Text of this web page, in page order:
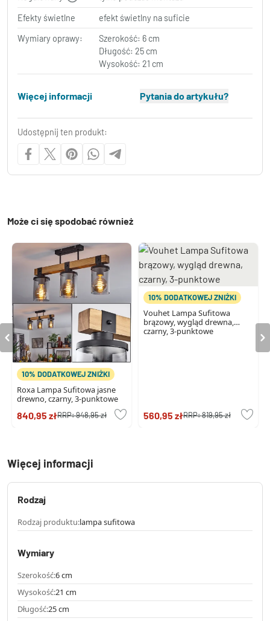
Efekty świetlne
efekt świetlny na suficie
Wymiary oprawy:
Szerokość: 6 cm
Długość: 25 cm
Wysokość: 21 cm
Więcej informacji Pytania do artykułu?
Udostępnij ten produkt:
Może ci się spodobać również
10% DODATKOWEJ ZNIŻKI
Roxa Lampa Sufitowa jasne
drewno, czarny, 3-punktowe
840,95 złRRP:948,95 zł
10% DODATKOWEJ ZNIŻKI
Vouhet Lampa Sufitowa
brązowy, wygląd drewna,
czarny, 3-punktowe
560,95 złRRP:819,95 zł
Więcej informacji
Rodzaj
Rodzaj produktu:lampa sufitowa
Wymiary
Szerokość:6 cm
Wysokość:21 cm
Długość:25 cm